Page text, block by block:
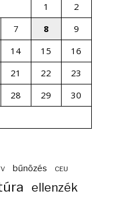
1
2
7 8
9
14 15
16
21 22
23
28 29
30
bűnözés CEU
ellenzék